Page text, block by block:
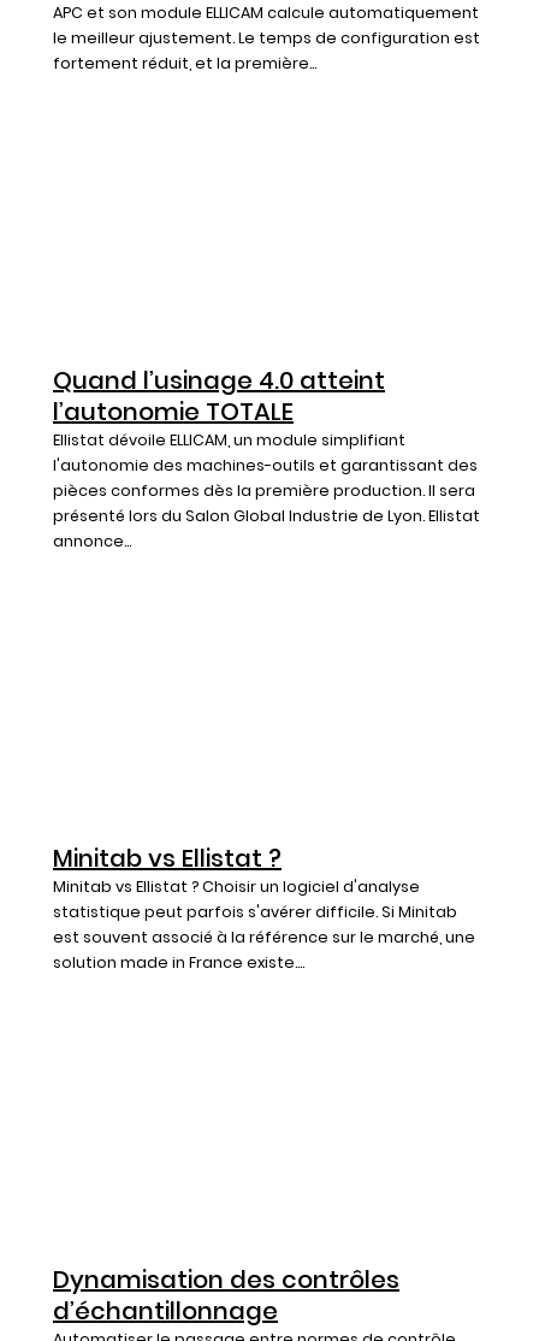
APC et son module ELLICAM calcule automatiquement
le meilleur ajustement. Le temps de configuration est
fortement réduit, et la première...
Quand l’usinage 4.0 atteint
l’autonomie TOTALE
Ellistat dévoile ELLICAM, un module simplifiant
l'autonomie des machines-outils et garantissant des
pièces conformes dès la première production. Il sera
présenté lors du Salon Global Industrie de Lyon. Ellistat
annonce...
Minitab vs Ellistat ?
Minitab vs Ellistat ? Choisir un logiciel d'analyse
statistique peut parfois s'avérer difficile. Si Minitab
est souvent associé à la référence sur le marché, une
solution made in France existe....
Dynamisation des contrôles
d’échantillonnage